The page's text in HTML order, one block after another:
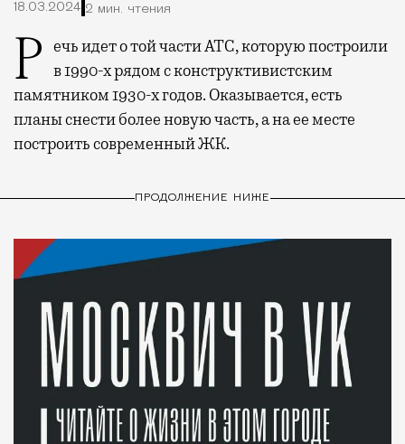
18.03.2024 2 мин. чтения
Речь идет о той части АТС, которую построили в 1990-х рядом с конструктивистским
памятником 1930-х годов. Оказывается, есть
планы снести более новую часть, а на ее месте
построить современный ЖК.
ПРОДОЛЖЕНИЕ НИЖЕ